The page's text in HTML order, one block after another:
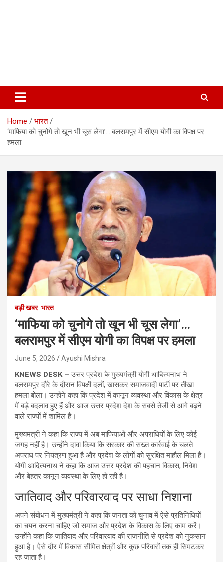
Home
भारत
‘माफिया को चुनोगे तो खून भी चूस लेगा’… बलरामपुर में सीएम योगी का विपक्ष पर
हमला
बड़ी खबर भारत
‘माफिया को चुनोगे तो खून भी चूस लेगा’…
बलरामपुर में सीएम योगी का विपक्ष पर हमला
June 5, 2026 Ayushi Mishra
KNEWS DESK –उत्तर प्रदेश के मुख्यमंत्री योगी आदित्यनाथ ने
बलरामपुर दौरे के दौरान विपक्षी दलों, खासकर समाजवादी पार्टी पर तीखा
हमला बोला। उन्होंने कहा कि प्रदेश में कानून व्यवस्था और विकास के क्षेत्र
में बड़े बदलाव हुए हैं और आज उत्तर प्रदेश देश के सबसे तेजी से आगे बढ़ने
वाले राज्यों में शामिल है।
मुख्यमंत्री ने कहा कि राज्य में अब माफियाओं और अपराधियों के लिए कोई
जगह नहीं है। उन्होंने दावा किया कि सरकार की सख्त कार्रवाई के चलते
अपराध पर नियंत्रण हुआ है और प्रदेश के लोगों को सुरक्षित माहौल मिला है।
योगी आदित्यनाथ ने कहा कि आज उत्तर प्रदेश की पहचान विकास, निवेश
और बेहतर कानून व्यवस्था के लिए हो रही है।
जातिवाद और परिवारवाद पर साधा निशाना
अपने संबोधन में मुख्यमंत्री ने कहा कि जनता को चुनाव में ऐसे प्रतिनिधियों
का चयन करना चाहिए जो समाज और प्रदेश के विकास के लिए काम करें।
उन्होंने कहा कि जातिवाद और परिवारवाद की राजनीति से प्रदेश को नुकसान
हुआ है। ऐसे दौर में विकास सीमित क्षेत्रों और कुछ परिवारों तक ही सिमटकर
रह जाता है।